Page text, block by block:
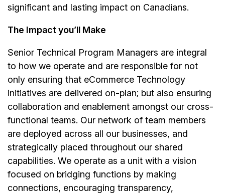
significant and lasting impact on Canadians.
The Impact you’ll Make
Senior Technical Program Managers are integral
to how we operate and are responsible for not
only ensuring that eCommerce Technology
initiatives are delivered on-plan; but also ensuring
collaboration and enablement amongst our cross-
functional teams. Our network of team members
are deployed across all our businesses, and
strategically placed throughout our shared
capabilities. We operate as a unit with a vision
focused on bridging functions by making
connections, encouraging transparency,